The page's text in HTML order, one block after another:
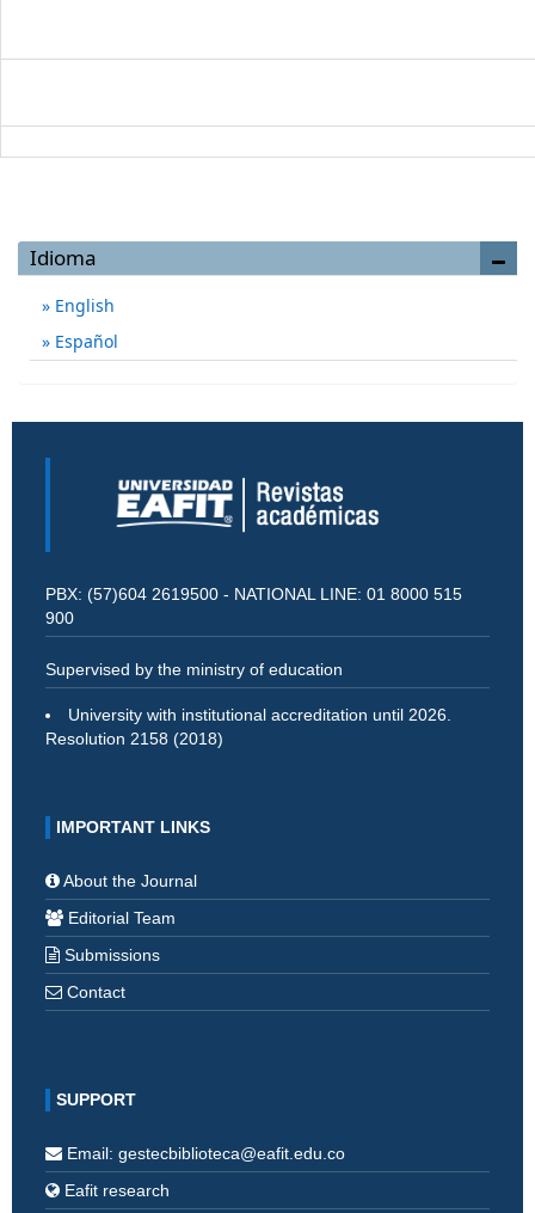
Idioma
English
Español
PBX: (57)604 2619500 - NATIONAL LINE: 01 8000 515
900
Supervised by the ministry of education
University with institutional accreditation until 2026.
Resolution 2158 (2018)
IMPORTANT LINKS
About the Journal
Editorial Team
Submissions
Contact
SUPPORT
Email: gestecbiblioteca@eafit.edu.co
Eafit research